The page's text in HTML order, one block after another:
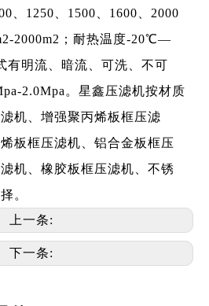
、1250、1500、1600、2000
2000m2；耐热温度-20℃—
有明流、暗流、可洗、不可
2.0Mpa。星鑫压滤机按材质
机、增强聚丙烯板框压滤
板框压滤机、铝合金板框压
机、橡胶板框压滤机、不锈
。
上一条:
下一条: